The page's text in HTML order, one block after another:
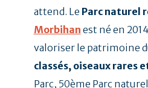
attend. Le Parc naturel
Morbihan est né en
valoriser le patrimoine
classés, oiseaux rares
Parc, 50ème Parc